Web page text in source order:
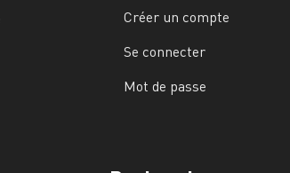
Créer un compte
Se connecter
Mot de passe